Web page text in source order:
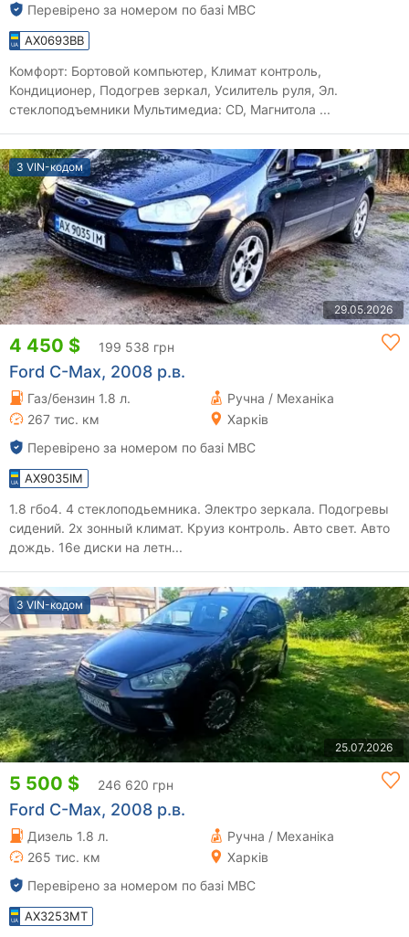
Перевірено за номером по базі МВС
AX0693BB
Комфорт: Бортовой компьютер, Климат контроль,
Кондиционер, Подогрев зеркал, Усилитель руля, Эл.
стеклоподъемники Мультимедиа: CD, Магнитола ...
З VIN-кодом
29.05.2026
4 450 $ 199 538 грн
Ford C-Max, 2008 р.в.
Газ/бензин 1.8 л.
Ручна / Механіка
267 тис. км
Харків
Перевірено за номером по базі МВС
AX9035IM
1.8 гбо4. 4 стеклоподьемника. Электро зеркала. Подогревы
сидений. 2х зонный климат. Круиз контроль. Авто свет. Авто
дождь. 16е диски на летн...
З VIN-кодом
25.07.2026
5 500 $ 246 620 грн
Ford C-Max, 2008 р.в.
Дизель 1.8 л.
Ручна / Механіка
265 тис. км
Харків
Перевірено за номером по базі МВС
AX3253MT